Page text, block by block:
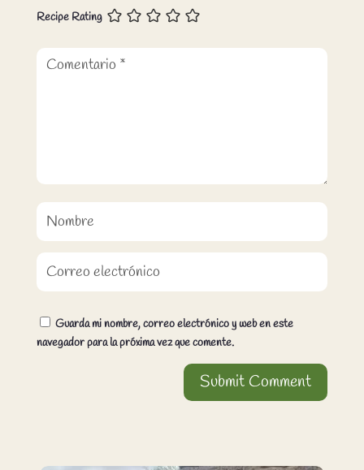
Recipe Rating
Guarda mi nombre, correo electrónico y web en este
navegador para la próxima vez que comente.
Submit Comment